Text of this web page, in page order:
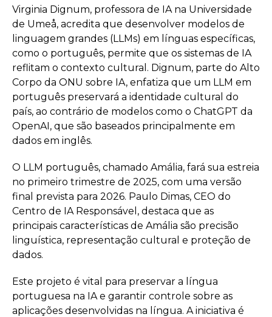
Virginia Dignum, professora de IA na Universidade
de Umeå, acredita que desenvolver modelos de
linguagem grandes (LLMs) em línguas específicas,
como o português, permite que os sistemas de IA
reflitam o contexto cultural. Dignum, parte do Alto
Corpo da ONU sobre IA, enfatiza que um LLM em
português preservará a identidade cultural do
país, ao contrário de modelos como o ChatGPT da
OpenAI, que são baseados principalmente em
dados em inglês.
O LLM português, chamado Amália, fará sua estreia
no primeiro trimestre de 2025, com uma versão
final prevista para 2026. Paulo Dimas, CEO do
Centro de IA Responsável, destaca que as
principais características de Amália são precisão
linguística, representação cultural e proteção de
dados.
Este projeto é vital para preservar a língua
portuguesa na IA e garantir controle sobre as
aplicações desenvolvidas na língua. A iniciativa é